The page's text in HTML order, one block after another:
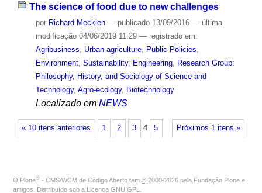
The science of food due to new challenges
por Richard Meckien — publicado13/09/2016 — última
modificação04/06/2019 11:29 — registrado em:
Agribusiness, Urban agriculture, Public Policies,
Environment, Sustainability, Engineering, Research Group:
Philosophy, History, and Sociology of Science and
Technology, Agro-ecology, Biotechnology
Localizado em NEWS
« 10 itens anteriores Próximos 1 itens »
1 2 3 4 5
O Plone® - CMS/WCM de Código Aberto tem © 2000-2026 pela Fundação Plone e
amigos. Distribuído sob a Licença GNU GPL